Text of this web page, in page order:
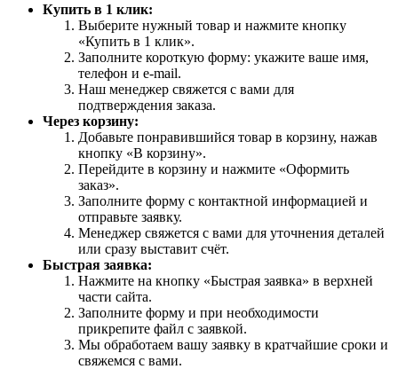
Купить в 1 клик:
Выберите нужный товар и нажмите кнопку
«Купить в 1 клик».
Заполните короткую форму: укажите ваше имя,
телефон и e-mail.
Наш менеджер свяжется с вами для
подтверждения заказа.
Через корзину:
Добавьте понравившийся товар в корзину, нажав
кнопку «В корзину».
Перейдите в корзину и нажмите «Оформить
заказ».
Заполните форму с контактной информацией и
отправьте заявку.
Менеджер свяжется с вами для уточнения деталей
или сразу выставит счёт.
Быстрая заявка:
Нажмите на кнопку «Быстрая заявка» в верхней
части сайта.
Заполните форму и при необходимости
прикрепите файл с заявкой.
Мы обработаем вашу заявку в кратчайшие сроки и
свяжемся с вами.